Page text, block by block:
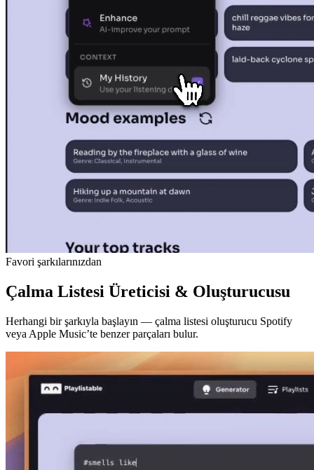
Favori şarkılarınızdan
Çalma Listesi Üreticisi & Oluşturucusu
Herhangi bir şarkıyla başlayın — çalma listesi oluşturucu Spotify
veya Apple Music’te benzer parçaları bulur.